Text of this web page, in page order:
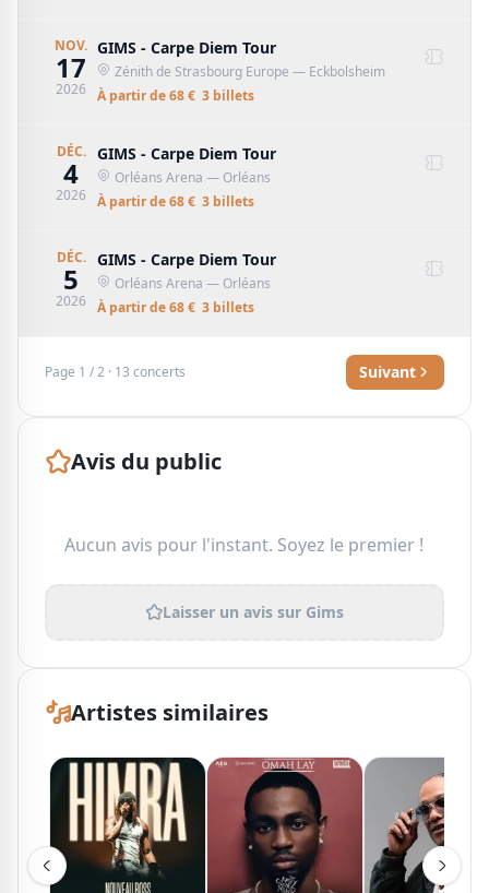
NOV.
17
2026
GIMS - Carpe Diem Tour
Zénith de Strasbourg Europe — Eckbolsheim
À partir de68€ 3 billets
DÉC.
4
2026
GIMS - Carpe Diem Tour
Orléans Arena — Orléans
À partir de68€ 3 billets
DÉC.
5
2026
GIMS - Carpe Diem Tour
Orléans Arena — Orléans
À partir de68€ 3 billets
Page 1 /2 · 13 concerts Suivant
Avis du public
Aucun avis pour l'instant. Soyez le premier !
Laisser un avis sur Gims
Artistes similaires